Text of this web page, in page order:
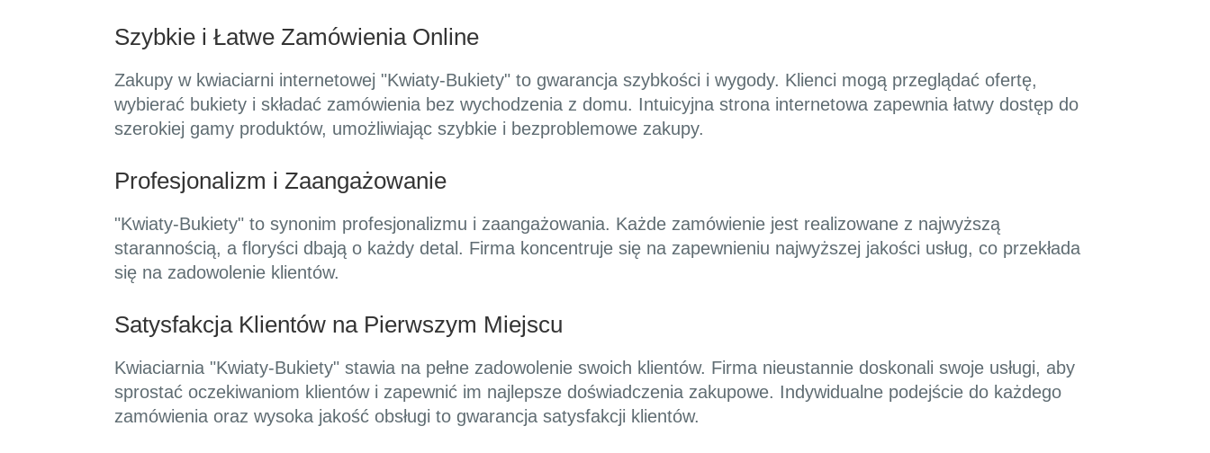
Szybkie i Łatwe Zamówienia Online
Zakupy w kwiaciarni internetowej "Kwiaty-Bukiety" to gwarancja szybkości i wygody. Klienci mogą przeglądać ofertę,
wybierać bukiety i składać zamówienia bez wychodzenia z domu. Intuicyjna strona internetowa zapewnia łatwy dostęp do
szerokiej gamy produktów, umożliwiając szybkie i bezproblemowe zakupy.
Profesjonalizm i Zaangażowanie
"Kwiaty-Bukiety" to synonim profesjonalizmu i zaangażowania. Każde zamówienie jest realizowane z najwyższą
starannością, a floryści dbają o każdy detal. Firma koncentruje się na zapewnieniu najwyższej jakości usług, co przekłada
się na zadowolenie klientów.
Satysfakcja Klientów na Pierwszym Miejscu
Kwiaciarnia "Kwiaty-Bukiety" stawia na pełne zadowolenie swoich klientów. Firma nieustannie doskonali swoje usługi, aby
sprostać oczekiwaniom klientów i zapewnić im najlepsze doświadczenia zakupowe. Indywidualne podejście do każdego
zamówienia oraz wysoka jakość obsługi to gwarancja satysfakcji klientów.